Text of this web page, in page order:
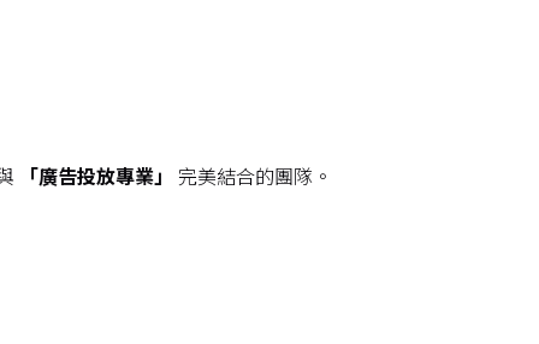
「廣告投放專業」 完美結合的團隊。